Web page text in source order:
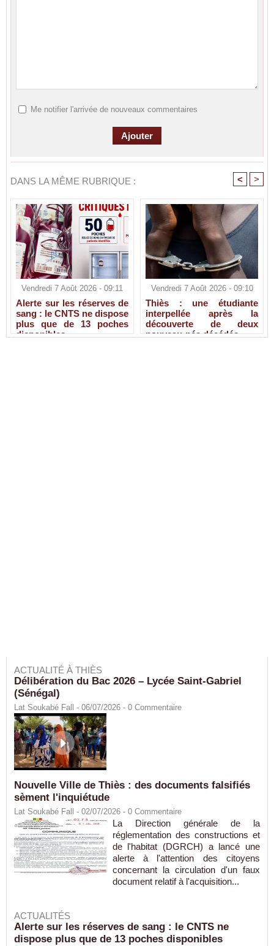
Me notifier l'arrivée de nouveaux commentaires
DANS LA MÊME RUBRIQUE : < >
Vendredi 7 Août 2026 - 09:11
Alerte sur les réserves de
sang : le CNTS ne dispose
plus que de 13 poches
disponibles
Vendredi 7 Août 2026 - 09:10
Thiès : une étudiante
interpellée après la
découverte de deux
nouveau-nés décédés
ACTUALITÉ À THIÈS
Délibération du Bac 2026 – Lycée Saint-Gabriel
(Sénégal)
Lat Soukabé Fall - 06/07/2026 - 0 Commentaire
Nouvelle Ville de Thiès : des documents falsifiés
sèment l'inquiétude
Lat Soukabé Fall - 02/07/2026 - 0 Commentaire
La Direction générale de la
réglementation des constructions et
de l'habitat (DGRCH) a lancé une
alerte à l'attention des citoyens
concernant la circulation d'un faux
document relatif à l'acquisition...
ACTUALITÉS
Alerte sur les réserves de sang : le CNTS ne
dispose plus que de 13 poches disponibles